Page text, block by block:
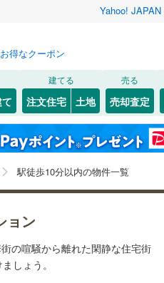
Yahoo! JAPAN
得なクーポン
建てる
注文住宅 土地
売る
売却査定
駅徒歩10分以内の物件一覧
ョン
の喧騒から離れた閑静な住宅街
しょう。
秋田 山形
千葉 茨城
三重
上京区(33)
東山区(16)
右京区(61)
舞鶴市(1)
宮津市 (1
大宅坂ノ辻町(2)
小野西浦(1)
竹鼻堂ノ前町(1)
西野阿芸沢町
東野八反畑町
小浜線(0)
福知山線(0)
奈良線(0)
京福電気鉄道嵐山本線(0)
嵯峨野観光鉄道
築古・築30年以上（42）
エレベーター
オートロック
保存しました
、 マイページから設定できます。
、駅徒歩10分以内
件を保存する
お気に入りリストを見る
閉じる
お気に入りリストを見る
閉じる